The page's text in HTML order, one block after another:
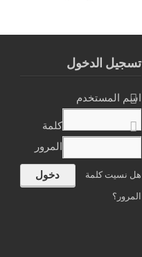
تسجيل الدخول
اسم المستخدم
كلمة
المرور
هل نسيت كلمة
المرور؟